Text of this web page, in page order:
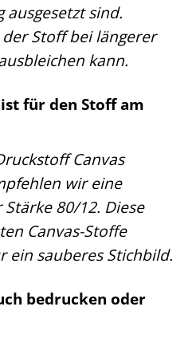
sind.
Stoff bei längerer
kann.
für den Stoff am
Canvas
wir eine
80/12. Diese
Canvas-Stoffe
ein sauberes Stichbild.
bedrucken oder